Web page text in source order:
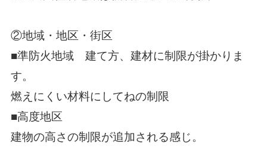
②地域・地区・街区
■準防火地域 建て方、建材に制限が掛かりま
す。
燃えにくい材料にしてねの制限
■高度地区
建物の高さの制限が追加される感じ。